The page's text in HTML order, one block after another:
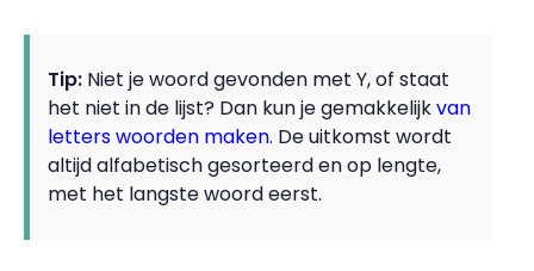
Tip: Niet je woord gevonden met Y, of staat
het niet in de lijst? Dan kun je gemakkelijkvan
letters woorden maken. De uitkomst wordt
altijd alfabetisch gesorteerd en op lengte,
met het langste woord eerst.